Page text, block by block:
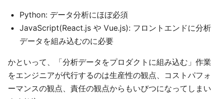
Python: データ分析にほぼ必須
JavaScript(React.js や Vue.js): フロントエンドに分析
データを組み込むのに必要
かといって、「分析データをプロダクトに組み込む」作業
をエンジニアが代行するのは生産性の観点、コストパフォ
ーマンスの観点、責任の観点からもいびつになってしまい